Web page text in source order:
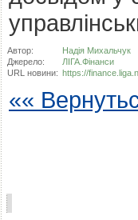
Автор:
Надія Михальчук
Джерело:
ЛІГА.Фінанси
URL новини: https://
««